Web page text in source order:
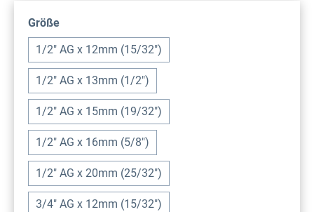
Größeauswählen
1/2" AG x 12mm (15/32")
1/2" AG x 13mm (1/2")
1/2" AG x 15mm (19/32")
1/2" AG x 16mm (5/8")
1/2" AG x 20mm (25/32")
3/4" AG x 12mm (15/32")